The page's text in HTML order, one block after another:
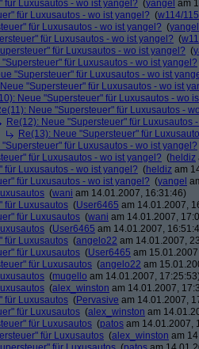
für Luxusautos - wo ist yangel? (yangel am
für Luxusautos - wo ist yangel? (w114/115
für Luxusautos - wo ist yangel? (yangel
für Luxusautos - wo ist yangel? (
für Luxusautos - wo ist yangel? (
"Supersteuer" für Luxusautos - wo ist yangel?
"Supersteuer" für Luxusautos - wo ist
"Supersteuer" für Luxusautos - wo ist
Neue "Supersteuer" für Luxusautos - wo
Neue "Supersteuer" für Luxusautos -
Re(12): Neue "Supersteuer" für Luxusautos
Re(13): Neue "Supersteuer" für
"Supersteuer" für Luxusautos - wo ist yangel?
für Luxusautos - wo ist yangel? (heldiz
für Luxusautos - wo ist yangel? (heldiz am
für Luxusautos - wo ist yangel? (yangel
(wani am 14.01.2007, 16:31:46)
für Luxusautos (User6465 am 14.01.2007,
für Luxusautos (wani am 14.01.2007,
(User6465 am 14.01.2007,
für Luxusautos (angelo22 am 14.01.2007,
für Luxusautos (User6465 am
für Luxusautos (angelo22 am
(mugello am 14.01.2007,
(alex_winston am 14.01.2007,
für Luxusautos (Pervasive am 14.01.2007,
für Luxusautos (alex_winston am
für Luxusautos (patos am 14.01.2007,
für Luxusautos (alex_winston am